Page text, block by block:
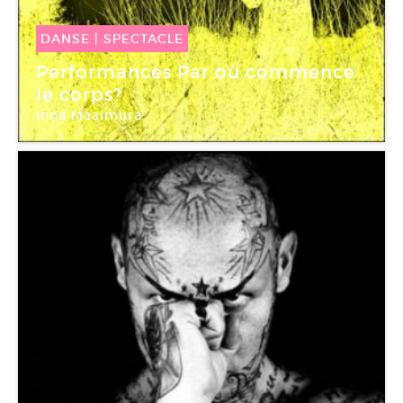
DANSE | SPECTACLE
06 Mai -21 Mai 2015
Performances Par où commence
le corps?
Inna Maaimura
Le Générateur